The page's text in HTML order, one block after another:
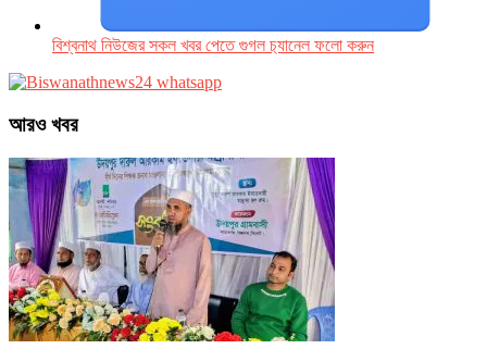
বিশ্বনাথ নিউজের সকল খবর পেতে গুগল চ‌্যানেল ফলো করুন
আরও খবর